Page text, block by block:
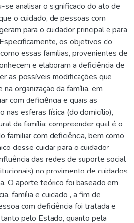
se analisar o significado do ato de
o cuidado, de pessoas com
para o cuidador principal e para
os objetivos do
essas famílias, provenientes de
e elaboram a deficiência de
as possíveis modificações que
na organização da família, em
com deficiência e quais as
nas esferas física (do domicílio),
da família; compreender qual é o
familiar com deficiência, bem como
desse cuidar para o cuidador
das redes de suporte social
no provimento de cuidados
O aporte teórico foi baseado em
família e cuidado , a fim de
com deficiência foi tratada e
pelo Estado, quanto pela